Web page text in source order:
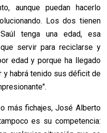
aunque puedan hacerlo
Los dos tienen
tenga una edad, esa
servir para reciclarse y
edad y porque ha llegado
y habrá tenido sus déficit de
más fichajes, José Alberto
es su competencia: